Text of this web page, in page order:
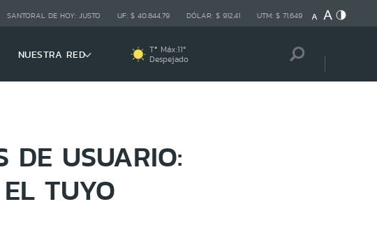
SANTORAL DE HOY: JUSTO UF: $ 40.844,79 DÓLAR: $ 912,41 UTM: $ 71.649
NUESTRA RED Tª Máx:11º
Despejado
DE USUARIO:
TUYO